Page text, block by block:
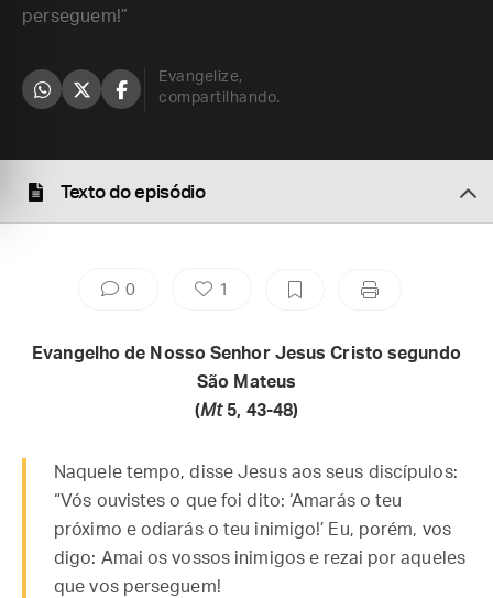
perseguem!”
Evangelize,
compartilhando.
Texto do episódio
0 1
Evangelho de Nosso Senhor Jesus Cristo segundo
São Mateus
(Mt 5, 43-48)
Naquele tempo, disse Jesus aos seus discípulos:
“Vós ouvistes o que foi dito: ‘Amarás o teu
próximo e odiarás o teu inimigo!’ Eu, porém, vos
digo: Amai os vossos inimigos e rezai por aqueles
que vos perseguem!